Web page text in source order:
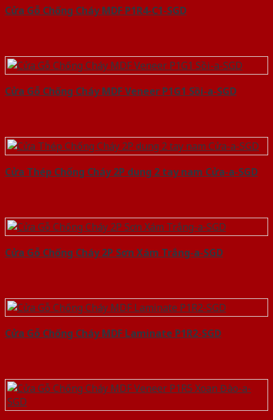
Cửa Gỗ Chống Cháy MDF P1R4-C1-SGD
Cửa Gỗ Chống Cháy MDF Veneer P1G1 Sồi-a-SGD
Cửa Thép Chống Cháy 2P dung 2 tay nam Cửa-a-SGD
Cửa Gỗ Chống Cháy 2P Sơn Xám Trắng-a-SGD
Cửa Gỗ Chống Cháy MDF Laminate P1R2-SGD